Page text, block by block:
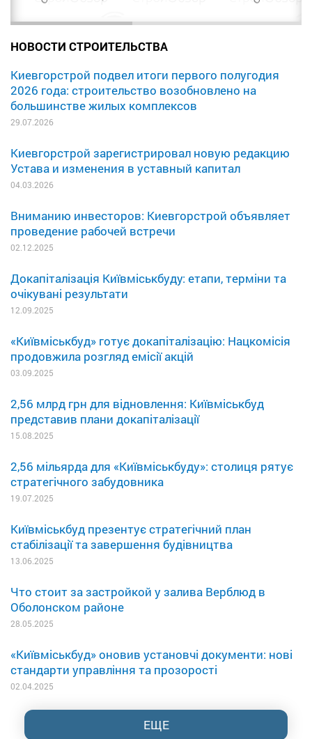
НОВОСТИ СТРОИТЕЛЬСТВА
Киевгорстрой подвел итоги первого полугодия
2026 года: строительство возобновлено на
большинстве жилых комплексов
29.07.2026
Киевгорстрой зарегистрировал новую редакцию
Устава и изменения в уставный капитал
04.03.2026
Вниманию инвесторов: Киевгорстрой объявляет
проведение рабочей встречи
02.12.2025
Докапіталізація Київміськбуду: етапи, терміни та
очікувані результати
12.09.2025
«Київміськбуд» готує докапіталізацію: Нацкомісія
продовжила розгляд емісії акцій
03.09.2025
2,56 млрд грн для відновлення: Київміськбуд
представив плани докапіталізації
15.08.2025
2,56 мільярда для «Київміськбуду»: столиця рятує
стратегічного забудовника
19.07.2025
Київміськбуд презентує стратегічний план
стабілізації та завершення будівництва
13.06.2025
Что стоит за застройкой у залива Верблюд в
Оболонском районе
28.05.2025
«Київміськбуд» оновив установчі документи: нові
стандарти управління та прозорості
02.04.2025
ЕЩЕ